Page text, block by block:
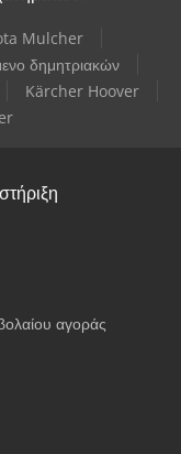
Mulcher
δημητριακών
Kärcher Hoover
αγοράς